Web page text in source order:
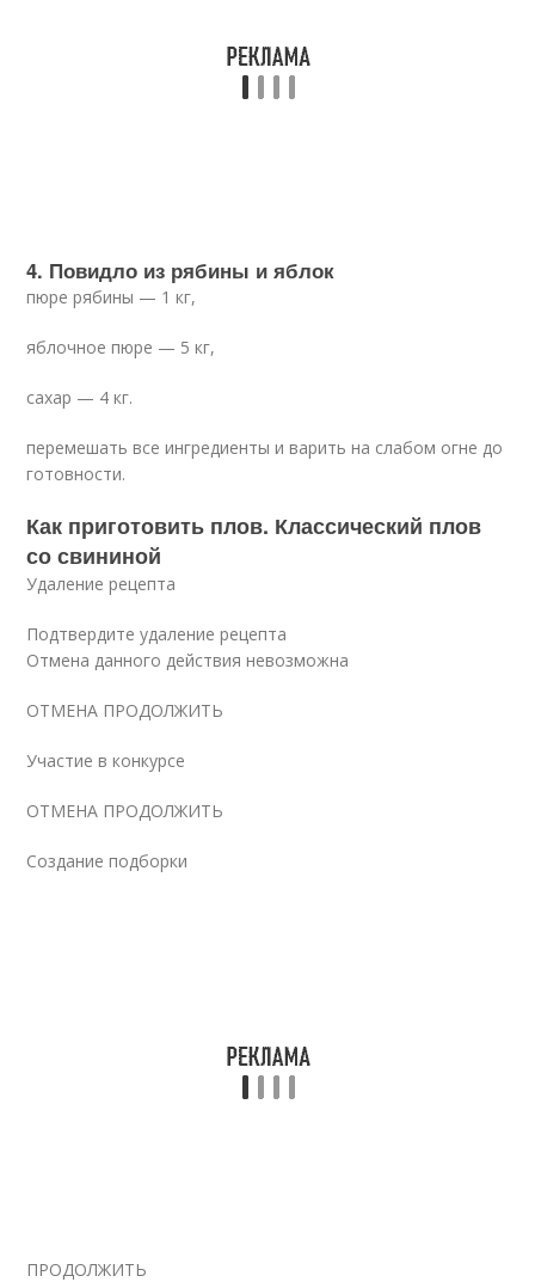
4. Повидло из рябины и яблок
пюре рябины — 1 кг,
яблочное пюре — 5 кг,
сахар — 4 кг.
перемешать все ингредиенты и варить на слабом огне до
готовности.
Как приготовить плов. Классический плов
со свининой
Удаление рецепта
Подтвердите удаление рецепта
Отмена данного действия невозможна
ОТМЕНА ПРОДОЛЖИТЬ
Участие в конкурсе
ОТМЕНА ПРОДОЛЖИТЬ
Создание подборки
ПРОДОЛЖИТЬ